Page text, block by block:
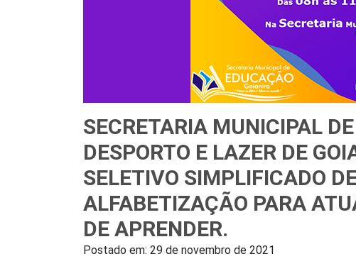
SECRETARIA MUNICIPAL
DESPORTO E LAZER DE
SELETIVO SIMPLIFICADO
ALFABETIZAÇÃO PARA
DE APRENDER.
Postado em: 29 de novembro de 2021